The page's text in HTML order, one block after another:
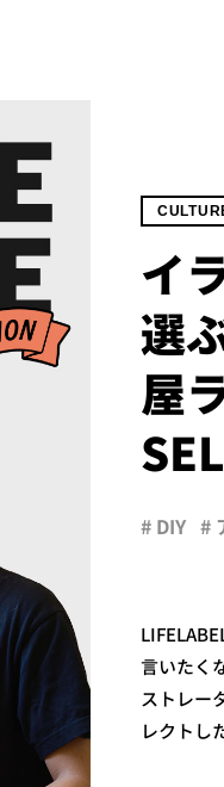
イ
選
屋
# DIY #
言いたく
ストレー
レクトし